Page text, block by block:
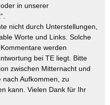
in unserer
nicht durch Unterstellungen,
Worte und Links. Solche
werden
bei TE liegt. Bitte
zwischen Mitternacht und
Aufkommen, zu
kann. Vielen Dank für Ihr